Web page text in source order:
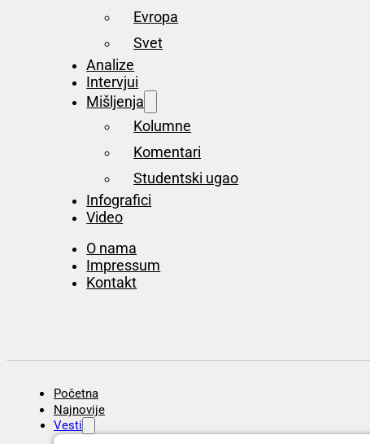
Evropa
Svet
Analize
Intervjui
Mišljenja
Kolumne
Komentari
Studentski ugao
Infografici
Video
O nama
Impressum
Kontakt
Početna
Najnovije
Vesti